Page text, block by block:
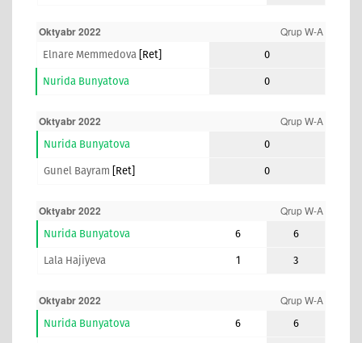
Oktyabr 2022 Qrup W-A
Elnare Memmedova [ret] 0
Nurida Bunyatova 0
Oktyabr 2022 Qrup W-A
Nurida Bunyatova 0
Gunel Bayram [ret] 0
Oktyabr 2022 Qrup W-A
Nurida Bunyatova 6 6
Lala Hajiyeva 1 3
Oktyabr 2022 Qrup W-A
Nurida Bunyatova 6 6